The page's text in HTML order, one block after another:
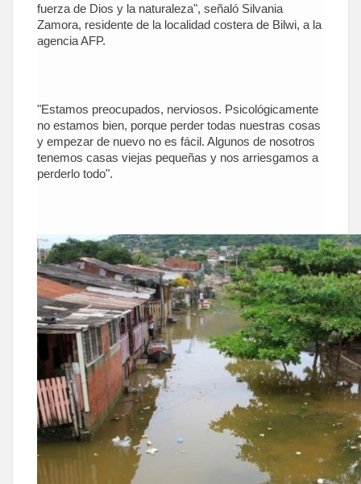
fuerza de Dios y la naturaleza", señaló Silvania
Zamora, residente de la localidad costera de Bilwi, a la
agencia AFP.
"Estamos preocupados, nerviosos. Psicológicamente
no estamos bien, porque perder todas nuestras cosas
y empezar de nuevo no es fácil. Algunos de nosotros
tenemos casas viejas pequeñas y nos arriesgamos a
perderlo todo".